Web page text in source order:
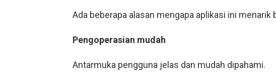
Ada beberapa alasan mengapa aplikasi ini menarik
Pengoperasian mudah
Antarmuka pengguna jelas dan mudah dipahami.